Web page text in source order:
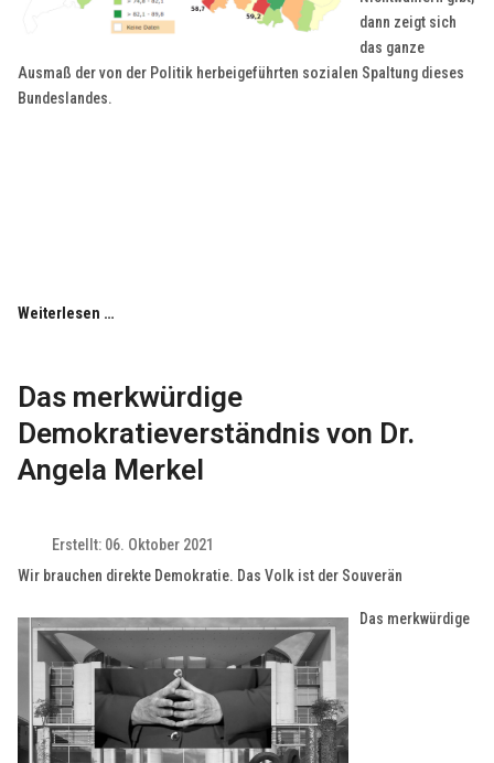
dann zeigt sich
das ganze
Ausmaß der von der Politik herbeigeführten sozialen Spaltung dieses
Bundeslandes.
Weiterlesen …
Das merkwürdige
Demokratieverständnis von Dr.
Angela Merkel
Erstellt: 06. Oktober 2021
Wir brauchen direkte Demokratie. Das Volk ist der Souverän
Das merkwürdige